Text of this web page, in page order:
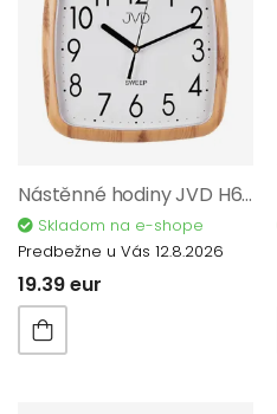
Nástěnné hodiny JVD H615.3
Skladom na e-shope
Predbežne u Vás 12.8.2026
19.39 eur